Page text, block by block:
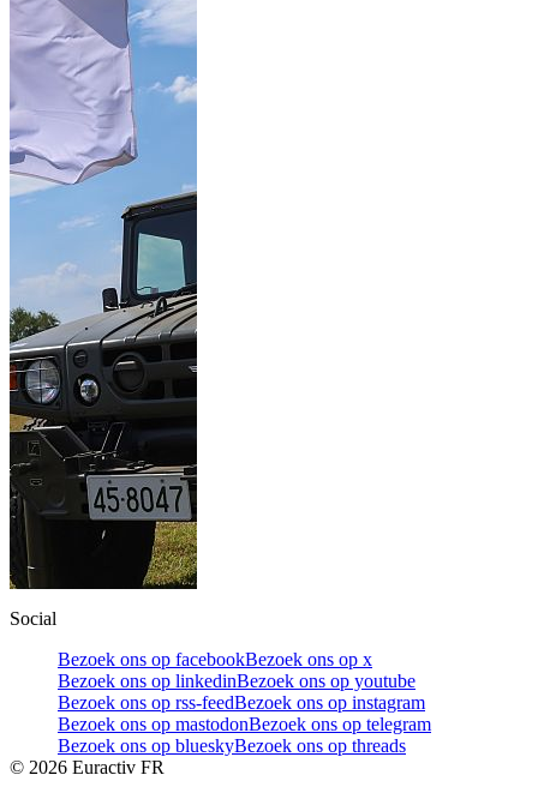
Social
Bezoek ons op facebookBezoek ons op x
Bezoek ons op linkedinBezoek ons op youtube
Bezoek ons op rss-feedBezoek ons op instagram
Bezoek ons op mastodonBezoek ons op telegram
Bezoek ons op blueskyBezoek ons op threads
© 2026 Euractiv FR